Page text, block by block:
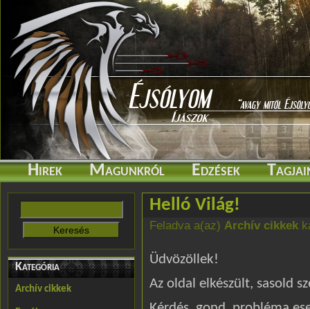
Hirek Magunkról Edzések
Kategória
Archív cikkek
Helló Világ!
Feladva a(az) Archív cikkek
Üdvözöllek!
Az oldal elkészült, sasold